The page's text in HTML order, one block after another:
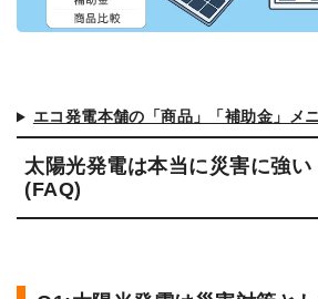
エコ発電本舗の「商品」「補助金」メ
太陽光発電は本当に災害に強い
(FAQ)